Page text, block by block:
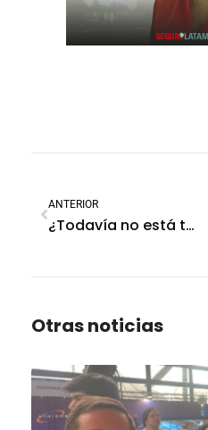
ANTERIOR
¿Todavía no está tu foto aquí?
Otras noticias